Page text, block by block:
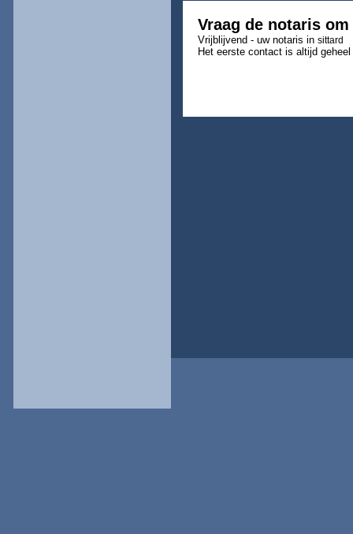
Vraag de notaris
Vrijblijvend - uw notaris in sittard
Het eerste contact is altijd geheel